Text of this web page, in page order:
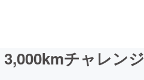
チャレンジ